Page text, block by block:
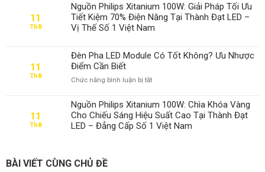
LED
Module
Philips
Là
Điểm
Ứng
Dụng
11
Th8
Nguồn Philips Xitanium 100W: Giải Pháp Tối Ưu
Tiết Kiệm 70% Điện Năng Tại Thành Đạt LED –
Vị Thế Số 1 Việt Nam
11
Th8
Đèn Pha LED Module Có Tốt Không? Ưu Nhược
Điểm Cần Biết
Chức năng bình luận bị tắtở
LED
Module
Có
11
Th8
Nguồn Philips Xitanium 100W: Chìa Khóa Vàng
Cho Chiếu Sáng Hiệu Suất Cao Tại Thành Đạt
LED – Đẳng Cấp Số 1 Việt Nam
BÀI VIẾT CÙNG CHỦ ĐỀ